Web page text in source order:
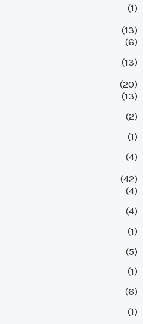
(1)
(13)
(6)
(13)
(20)
(13)
(2)
(1)
(4)
(42)
(4)
(4)
(1)
(5)
(1)
(6)
(1)